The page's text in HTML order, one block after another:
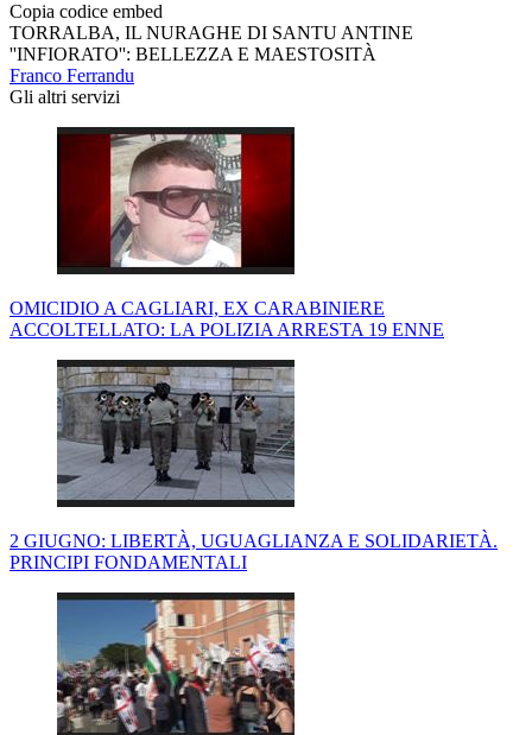
Copia codice embed
TORRALBA, IL NURAGHE DI SANTU ANTINE
''INFIORATO'': BELLEZZA E MAESTOSITÀ
Franco Ferrandu
Gli altri servizi
OMICIDIO A CAGLIARI, EX CARABINIERE
ACCOLTELLATO: LA POLIZIA ARRESTA 19 ENNE
2 GIUGNO: LIBERTÀ, UGUAGLIANZA E SOLIDARIETÀ.
PRINCIPI FONDAMENTALI